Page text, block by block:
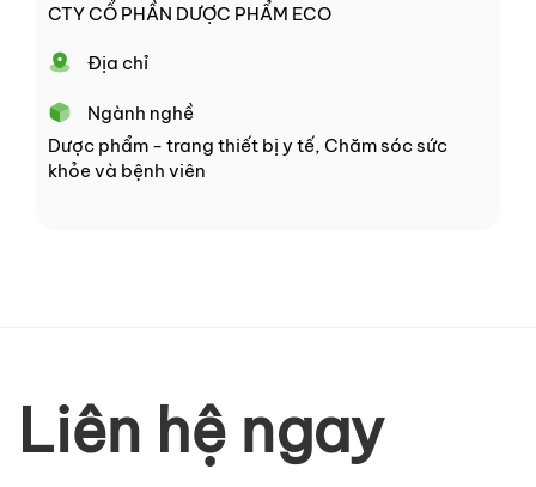
CTY CỔ PHẦN DƯỢC PHẨM ECO
Địa chỉ
Ngành nghề
Dược phẩm - trang thiết bị y tế, Chăm sóc sức
khỏe và bệnh viên
Liên hệ ngay